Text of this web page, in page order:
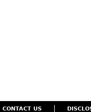
CONTACT US